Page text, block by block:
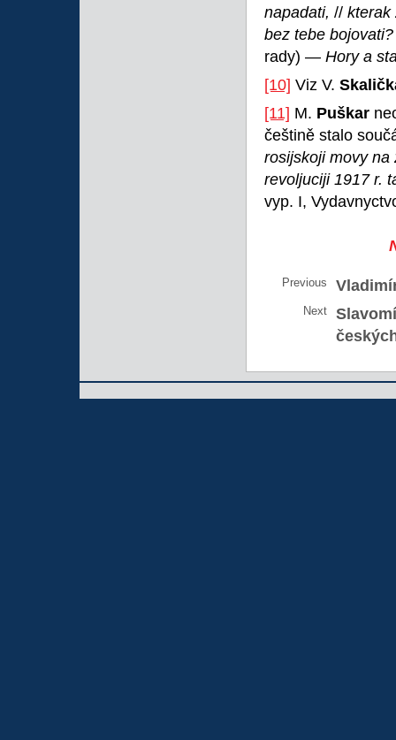
napadati, // kterak
bez tebe
rady) — Hory a
[10] Viz V.
[11] M. Puškar
češtině stalo
rosijskoji movy na
revoljuciji 1917 r.
vyp. I,
Previous
Next